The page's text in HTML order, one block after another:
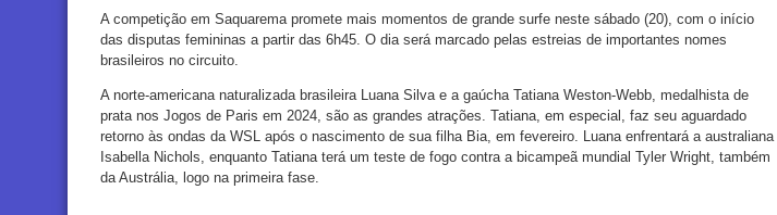
A competição em Saquarema promete mais momentos de grande surfe neste sábado (20), com o início
das disputas femininas a partir das 6h45. O dia será marcado pelas estreias de importantes nomes
brasileiros no circuito.
A norte-americana naturalizada brasileira Luana Silva e a gaúcha Tatiana Weston-Webb, medalhista de
prata nos Jogos de Paris em 2024, são as grandes atrações. Tatiana, em especial, faz seu aguardado
retorno às ondas da WSL após o nascimento de sua filha Bia, em fevereiro. Luana enfrentará a australiana
Isabella Nichols, enquanto Tatiana terá um teste de fogo contra a bicampeã mundial Tyler Wright, também
da Austrália, logo na primeira fase.